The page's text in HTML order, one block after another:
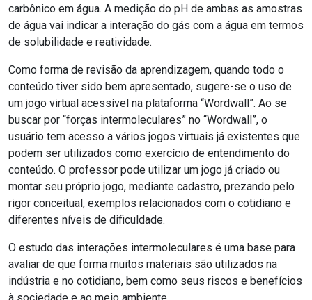
carbônico em água. A medição do pH de ambas as amostras
de água vai indicar a interação do gás com a água em termos
de solubilidade e reatividade.
Como forma de revisão da aprendizagem, quando todo o
conteúdo tiver sido bem apresentado, sugere-se o uso de
um jogo virtual acessível na plataforma “Wordwall”. Ao se
buscar por “forças intermoleculares” no “Wordwall”, o
usuário tem acesso a vários jogos virtuais já existentes que
podem ser utilizados como exercício de entendimento do
conteúdo. O professor pode utilizar um jogo já criado ou
montar seu próprio jogo, mediante cadastro, prezando pelo
rigor conceitual, exemplos relacionados com o cotidiano e
diferentes níveis de dificuldade.
O estudo das interações intermoleculares é uma base para
avaliar de que forma muitos materiais são utilizados na
indústria e no cotidiano, bem como seus riscos e benefícios